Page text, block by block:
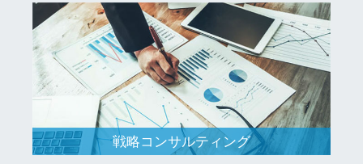
戦略コンサルティング